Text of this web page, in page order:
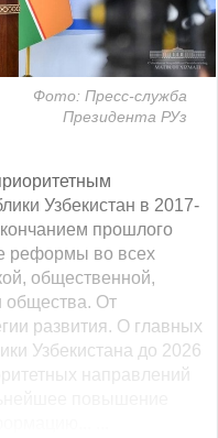
Фото: Пресс-служба
Президента РУз
Узбекистан в 2017-
прошлого
реформы во всех
общественной,
общества. От
развития. О главных
Узбекистана до 2026
направлений